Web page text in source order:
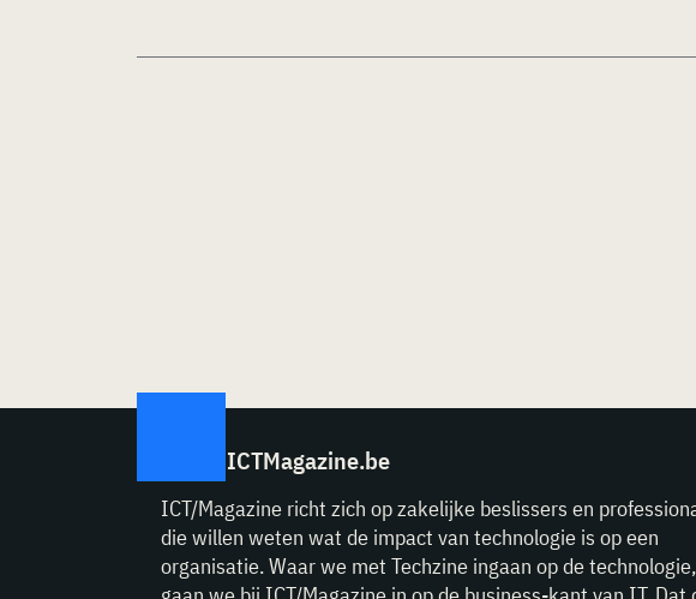
ICTMagazine.be
ICT/Magazine richt zich op zakelijke beslissers en
die willen weten wat de impact van technologie is op een
organisatie. Waar we met Techzine ingaan op de technologie,